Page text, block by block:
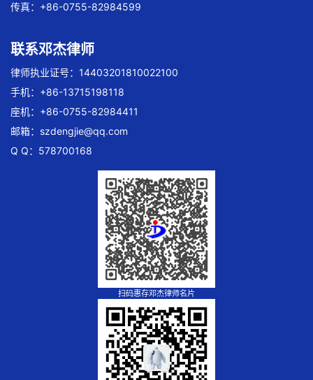
传真：+86-0755-82984599
联系邓杰律师
律师执业证号：14403201810022100
手机：+86-13715198118
座机：+86-0755-82984411
邮箱： szdengjie@qq.com
Q Q：578700168
扫码惠存邓杰律师名片